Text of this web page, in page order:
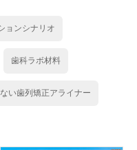
ョンシナリオ
歯科ラボ材料
い歯列矯正アライナー